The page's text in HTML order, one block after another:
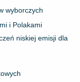
wyborczych
i Polakami
niskiej emisji dla